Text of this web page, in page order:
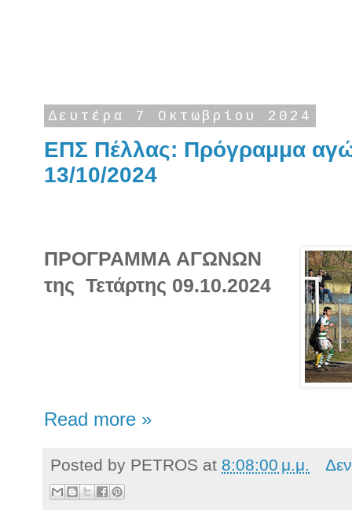
Δευτέρα 7 Οκτωβρίου 2024
ΕΠΣ Πέλλας: Πρόγραμμα
13/10/2024
ΠΡΟΓΡΑΜΜΑ ΑΓΩΝΩΝ
της Τετάρτης 09.10.2024
Read more »
Posted by PETROS at 8:08:00 μ.μ.